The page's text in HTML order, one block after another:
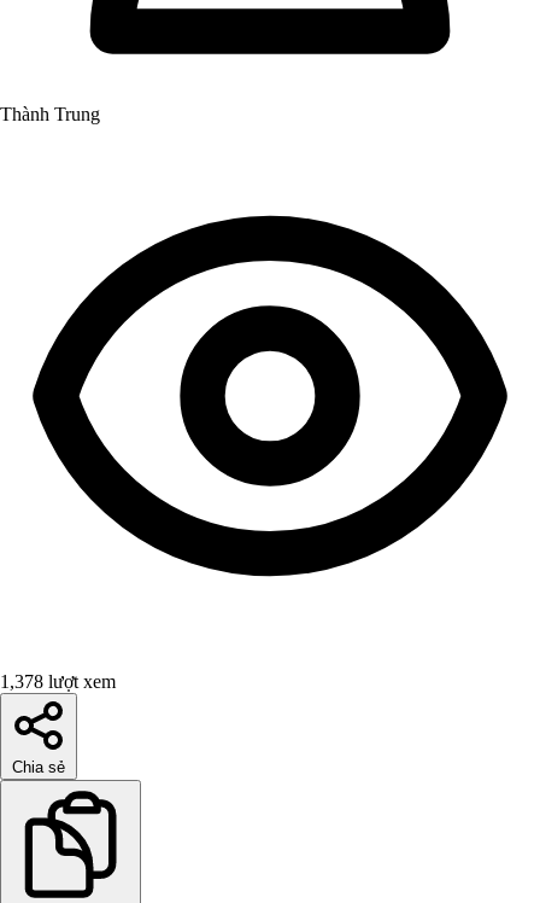
Thành Trung
1,378 lượt xem
Chia sẻ